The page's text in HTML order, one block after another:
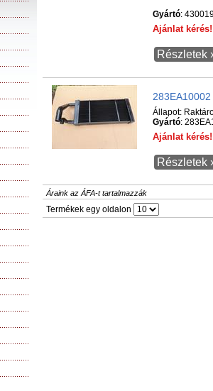
Gyártó:
Ajánlat
Részletek
Állapot:
Gyártó:
Ajánlat
Részletek
Áraink az ÁFA-t tartalmazzák
Termékek egy oldalon